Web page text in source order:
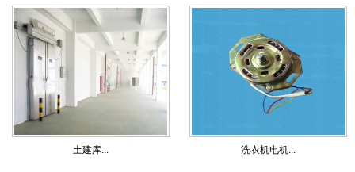
土建库... 洗衣机电机...